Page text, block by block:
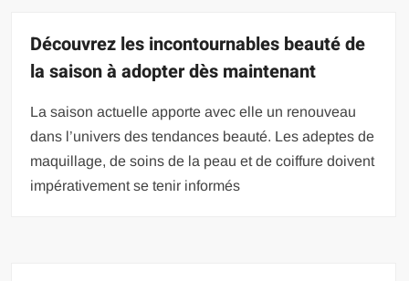
Découvrez les incontournables beauté de
la saison à adopter dès maintenant
La saison actuelle apporte avec elle un renouveau
dans l’univers des tendances beauté. Les adeptes de
maquillage, de soins de la peau et de coiffure doivent
impérativement se tenir informés